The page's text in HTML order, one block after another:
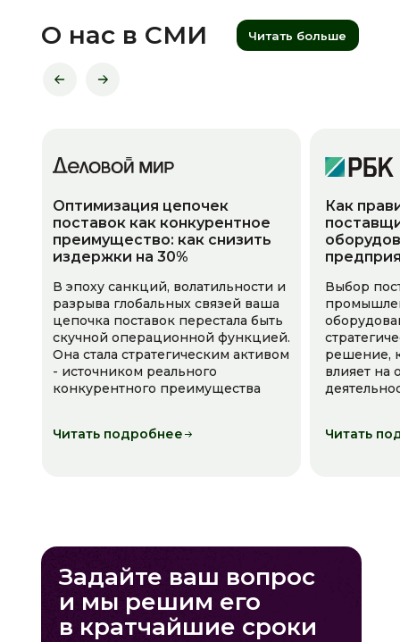
Читать больше
О нас в СМИ
Оптимизация цепочек
поставок как конкурентное
преимущество: как снизить
издержки на 30%
В эпоху санкций, волатильности и
разрыва глобальных связей ваша
цепочка поставок перестала быть
скучной операционной функцией.
Она стала стратегическим активом
- источником реального
конкурентного преимущества
Читать подробнее
Как
Выбор
решение,
влияет на
Читать
Задайте ваш вопрос
и мы решим его
в кратчайшие сроки